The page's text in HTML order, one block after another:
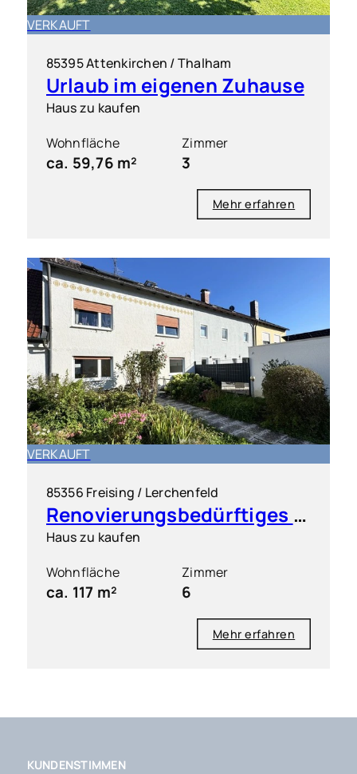
VERKAUFT
85395 Attenkirchen / Thalham
Urlaub im eigenen Zuhause
Haus zu kaufen
Wohnfläche
ca. 59,76 m²
Zimmer
3
Mehr erfahren
VERKAUFT
85356 Freising / Lerchenfeld
Renovierungsbedürftiges Reihenhaus in ruhiger Lage von Freising Lerchenfeld
Haus zu kaufen
Wohnfläche
ca. 117 m²
Zimmer
6
Mehr erfahren
KUNDENSTIMMEN